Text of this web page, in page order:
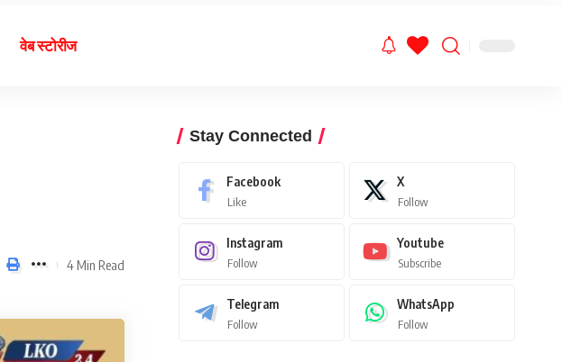
वेब स्टोरीज
4 Min Read
Stay Connected
Facebook
Like
X
Follow
Instagram
Follow
Youtube
Subscribe
Telegram
Follow
WhatsApp
Follow